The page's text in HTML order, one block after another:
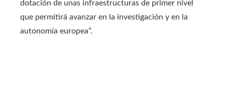
dotación de unas infraestructuras de primer nivel
que permitirá avanzar en la investigación y en la
autonomía europea”.